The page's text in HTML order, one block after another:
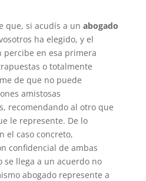
que, si acudís a un abogado
ha elegido, y el
percibe en esa primera
o totalmente
de que no puede
amistosas
recomendando al otro que
le represente. De lo
el caso concreto,
confidencial de ambas
se llega a un acuerdo no
abogado represente a